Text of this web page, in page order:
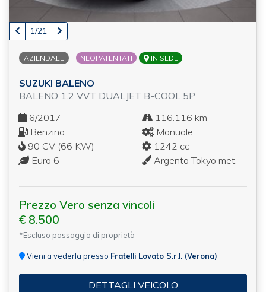
1/21
AZIENDALE NEOPATENTATI IN SEDE
SUZUKI BALENO
BALENO 1.2 VVT DUALJET B-COOL 5P
6/2017
116.116 km
Benzina
Manuale
90 CV (66 KW)
1242 cc
Euro 6
Argento Tokyo met.
Prezzo Vero senza vincoli
€ 8.500
*Escluso passaggio di proprietà
Vieni a vederla presso Fratelli Lovato S.r.l. (Verona)
DETTAGLI VEICOLO